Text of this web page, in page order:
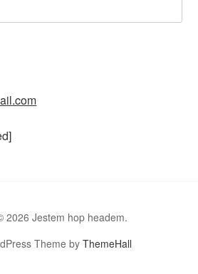
2026 Jestem hop headem.
Theme byThemeHall